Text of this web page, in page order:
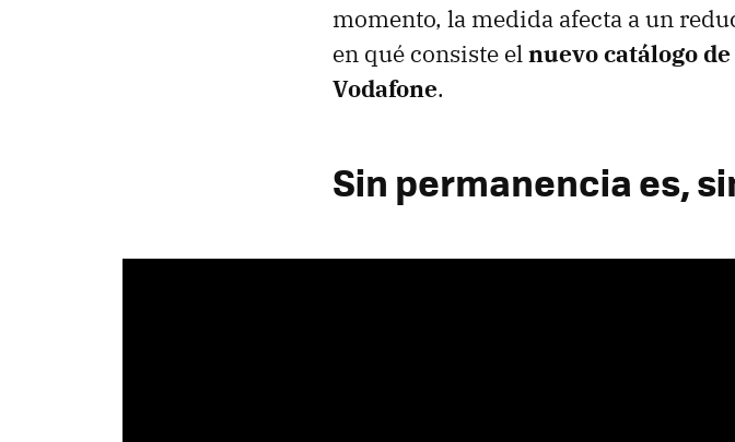
momento, la medida afecta a un
en qué consiste elnuevo catálogo
Vodafone.
Sin permanencia es,